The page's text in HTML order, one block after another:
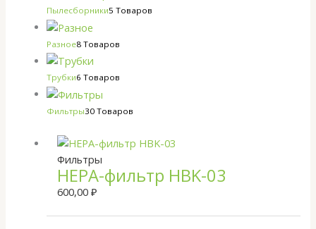
Пылесборники5 Товаров
Разное8 Товаров
Трубки6 Товаров
Фильтры30 Товаров
Фильтры
HEPA-фильтр HBK-03
600,00 ₽